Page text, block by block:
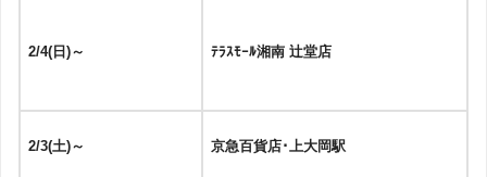
2/4(日)～ ﾃﾗｽﾓｰﾙ湘南 辻堂店
2/3(土)～ 京急百貨店･上大岡駅